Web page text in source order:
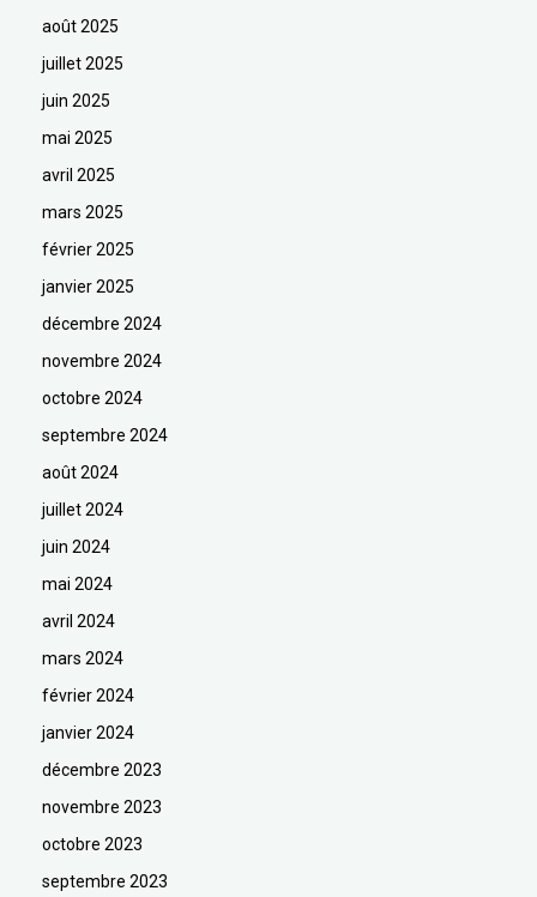
août 2025
juillet 2025
juin 2025
mai 2025
avril 2025
mars 2025
février 2025
janvier 2025
décembre 2024
novembre 2024
octobre 2024
septembre 2024
août 2024
juillet 2024
juin 2024
mai 2024
avril 2024
mars 2024
février 2024
janvier 2024
décembre 2023
novembre 2023
octobre 2023
septembre 2023